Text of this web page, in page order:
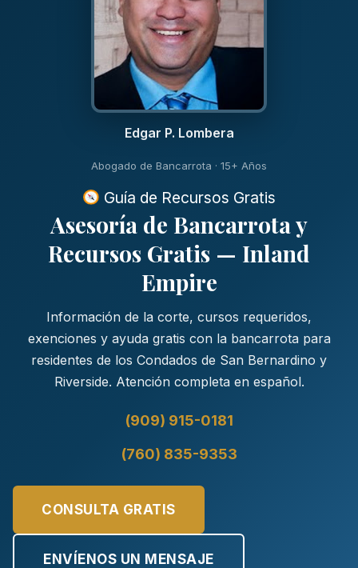
Guía de Recursos Gratis
Asesoría de Bancarrota y
Recursos Gratis — Inland
Empire
Información de la corte, cursos requeridos,
exenciones y ayuda gratis con la bancarrota para
residentes de los Condados de San Bernardino y
Riverside. Atención completa en español.
(909) 915-0181
·
(760) 835-9353
CONSULTA GRATIS
ENVÍENOS UN MENSAJE
Edgar P. Lombera
Abogado de Bancarrota · 15+ Años